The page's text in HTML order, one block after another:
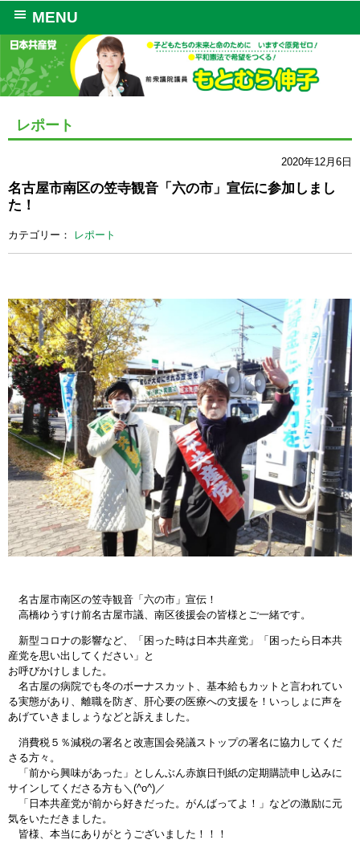
MENU
レポート
2020年12月6日
名古屋市南区の笠寺観音「六の市」宣伝に参加しまし
た！
カテゴリー： レポート
名古屋市南区の笠寺観音「六の市」宣伝！
高橋ゆうすけ前名古屋市議、南区後援会の皆様とご一緒です。
新型コロナの影響など、「困った時は日本共産党」「困ったら日本共
産党を思い出してください」と
お呼びかけしました。
名古屋の病院でも冬のボーナスカット、基本給もカットと言われてい
る実態があり、離職を防ぎ、肝心要の医療への支援を！いっしょに声を
あげていきましょうなどと訴えました。
消費税５％減税の署名と改憲国会発議ストップの署名に協力してくだ
さる方々。
「前から興味があった」としんぶん赤旗日刊紙の定期購読申し込みに
サインしてくださる方も＼(^o^)／
「日本共産党が前から好きだった。がんばってよ！」などの激励に元
気をいただきました。
皆様、本当にありがとうございました！！！